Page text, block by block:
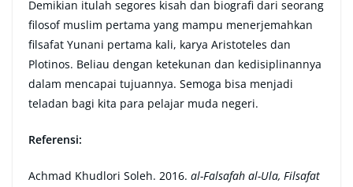
Demikian itulah segores kisah dan biografi dari seorang
filosof muslim pertama yang mampu menerjemahkan
filsafat Yunani pertama kali, karya Aristoteles dan
Plotinos. Beliau dengan ketekunan dan kedisiplinannya
dalam mencapai tujuannya. Semoga bisa menjadi
teladan bagi kita para pelajar muda negeri.
Referensi:
Achmad Khudlori Soleh. 2016. al-Falsafah al-Ula, Filsafat